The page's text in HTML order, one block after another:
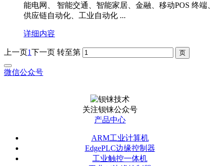
能电网、 智能交通、智能家居、金融、移动POS 终端、
供应链自动化、工业自动化 ...
详细内容
上一页1下一页 转至第
微信公众号
关注钡铼公众号
产品中心
ARM工业计算机
EdgePLC边缘控制器
工业触控一体机